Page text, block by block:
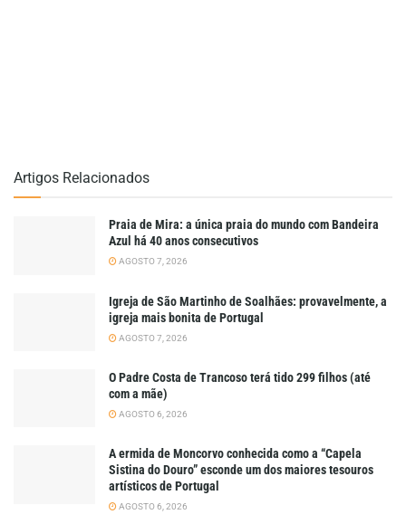
Artigos Relacionados
Praia de Mira: a única praia do mundo com Bandeira
Azul há 40 anos consecutivos
AGOSTO 7, 2026
Igreja de São Martinho de Soalhães: provavelmente, a
igreja mais bonita de Portugal
AGOSTO 7, 2026
O Padre Costa de Trancoso terá tido 299 filhos (até
com a mãe)
AGOSTO 6, 2026
A ermida de Moncorvo conhecida como a “Capela
Sistina do Douro” esconde um dos maiores tesouros
artísticos de Portugal
AGOSTO 6, 2026